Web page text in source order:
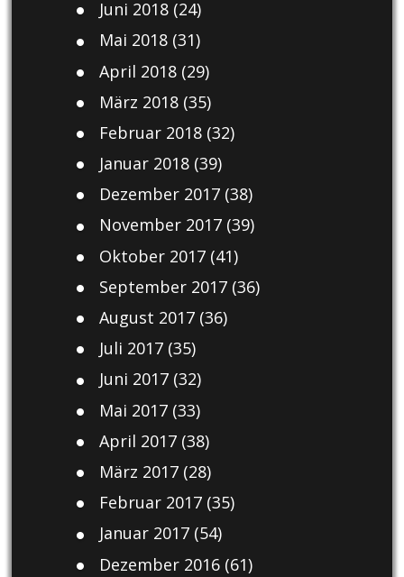
Juni 2018(24)
Mai 2018(31)
April 2018(29)
März 2018(35)
Februar 2018(32)
Januar 2018(39)
Dezember 2017(38)
November 2017(39)
Oktober 2017(41)
September 2017(36)
August 2017(36)
Juli 2017(35)
Juni 2017(32)
Mai 2017(33)
April 2017(38)
März 2017(28)
Februar 2017(35)
Januar 2017(54)
Dezember 2016(61)